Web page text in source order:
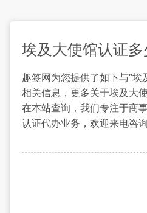
馆
认
证
多
少
埃及大使馆认证
趣签网为您提供了如下与“埃
相关信息，更多关于埃及大
在本站查询，我们专注于商
认证代办业务，欢迎来电咨询